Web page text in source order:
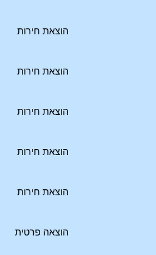
הוצאת חירות
הוצאת חירות
הוצאת חירות
הוצאת חירות
הוצאת חירות
הוצאה פרטית